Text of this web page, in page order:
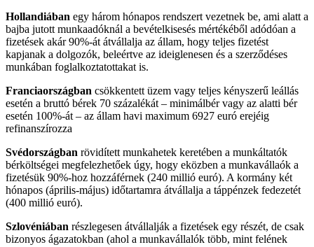
Hollandiában egy három hónapos rendszert vezetnek be, ami alatt a
bajba jutott munkaadóknál a bevételkisesés mértékéből adódóan a
fizetések akár 90%-át átvállalja az állam, hogy teljes fizetést
kapjanak a dolgozók, beleértve az ideiglenesen és a szerződéses
munkában foglalkoztatottakat is.
Franciaországban csökkentett üzem vagy teljes kényszerű leállás
esetén a bruttó bérek 70 százalékát – minimálbér vagy az alatti bér
esetén 100%-át – az állam havi maximum 6927 euró erejéig
refinanszírozza
Svédországban rövidített munkahetek keretében a munkáltatók
bérköltségei megfelezhetőek úgy, hogy eközben a munkavállaók a
fizetésük 90%-hoz hozzáférnek (240 millió euró). A kormány két
hónapos (április-május) időtartamra átvállalja a táppénzek fedezetét
(400 millió euró).
Szlovéniában részlegesen átvállalják a fizetések egy részét, de csak
bizonyos ágazatokban (ahol a munkavállalók több, mint felének